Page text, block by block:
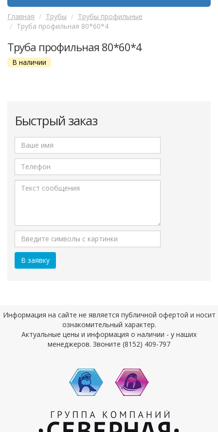
Главная Трубы
Трубы профильные
Труба профильная 80*60*4
Труба профильная 80*60*4
В наличии
Быстрый заказ
Информация на сайте не является публичной офертой и носит
ознакомительный характер.
Актуальные цены и информация о наличии - у наших
менеджеров. Звоните (8152) 409-797